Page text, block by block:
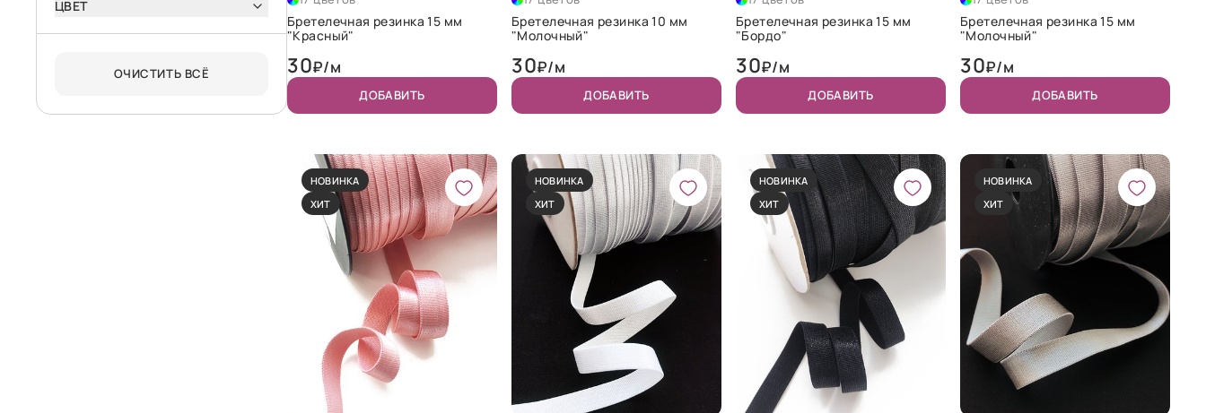
ЦВЕТ
ОЧИСТИТЬ ВСЁ
Бретелечная резинка 15 мм
"Красный"
30₽/м
ДОБАВИТЬ
Бретелечная резинка 10 мм
"Молочный"
30₽/м
ДОБАВИТЬ
Бретелечная резинка 15 мм
"Бордо"
30₽/м
ДОБАВИТЬ
Бретелечная резинка 15 мм
"Молочный"
30₽/м
ДОБАВИТЬ
НОВИНКА
ХИТ
НОВИНКА
ХИТ
НОВИНКА
ХИТ
НОВИНКА
ХИТ